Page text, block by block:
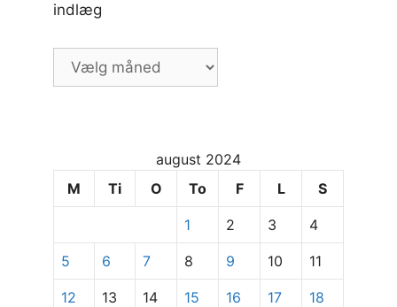
indlæg
Vælg
måned
specifikke
august 2024
M
Ti O To F L S
1 2 3 4
5 6 7 8 9 10 11
12 13 14 15 16 17 18